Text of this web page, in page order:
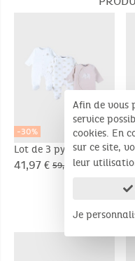
préféré à
Nombre de
-30%
Lot de 3 pyjamas
bébé, jersey
41,97 € 59,95 €
PRODUITS
Afin de vous
service
cookies. En
sur ce site,
leur
Je